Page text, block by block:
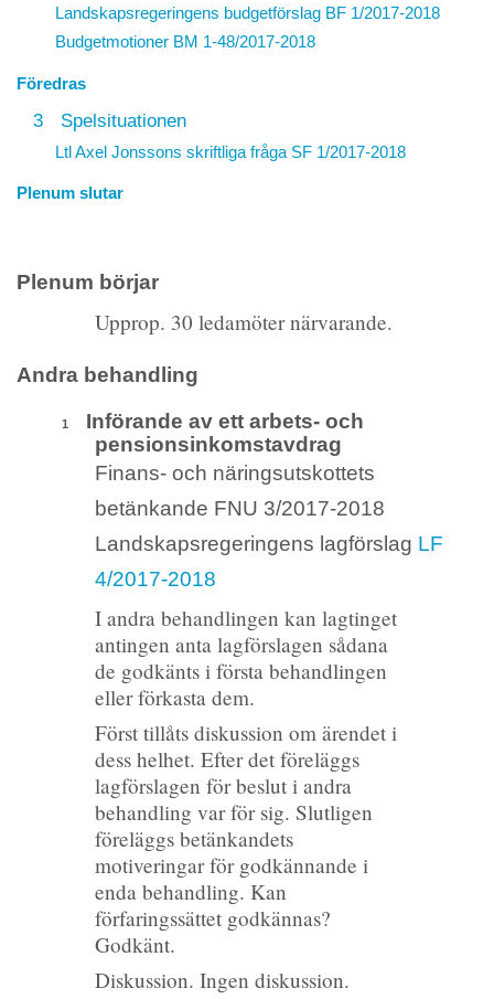
Landskapsregeringens budgetförslag BF 1/2017-2018
Budgetmotioner BM 1-48/2017-2018
Föredras
3 Spelsituationen
Ltl Axel Jonssons skriftliga fråga SF 1/2017-2018
Plenum slutar
Plenum börjar
Upprop. 30 ledamöter närvarande.
Andra behandling
1
Införande av ett arbets- och
pensionsinkomstavdrag
Finans- och näringsutskottets
betänkande FNU 3/2017-2018
Landskapsregeringens lagförslag LF
4/2017-2018
I andra behandlingen kan lagtinget
antingen anta lagförslagen sådana
de godkänts i första behandlingen
eller förkasta dem.
Först tillåts diskussion om ärendet i
dess helhet. Efter det föreläggs
lagförslagen för beslut i andra
behandling var för sig. Slutligen
föreläggs betänkandets
motiveringar för godkännande i
enda behandling. Kan
förfaringssättet godkännas?
Godkänt.
Diskussion. Ingen diskussion.